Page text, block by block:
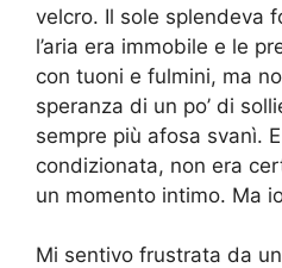
velcro. Il sole splendeva
l’aria era immobile e le
con tuoni e fulmini, ma
speranza di un po’ di
sempre più afosa svanì.
condizionata, non era
un momento intimo. Ma
Mi sentivo frustrata da